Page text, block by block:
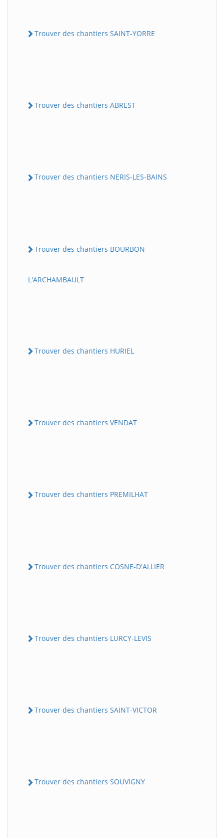
Trouver des chantiers SAINT-YORRE
Trouver des chantiers ABREST
Trouver des chantiers NERIS-LES-BAINS
Trouver des chantiers BOURBON-
L'ARCHAMBAULT
Trouver des chantiers HURIEL
Trouver des chantiers VENDAT
Trouver des chantiers PREMILHAT
Trouver des chantiers COSNE-D'ALLIER
Trouver des chantiers LURCY-LEVIS
Trouver des chantiers SAINT-VICTOR
Trouver des chantiers SOUVIGNY